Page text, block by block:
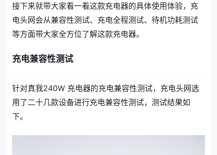
接下来就带大家看一看这款充电器的具体使用体验，充
电头网会从兼容性测试、充电全程测试、待机功耗测试
等方面带大家全方位了解这款充电器。
充电兼容性测试
针对真我240W 充电器的充电兼容性测试，充电头网选
用了二十几款设备进行充电兼容性测试，测试结果如
下。